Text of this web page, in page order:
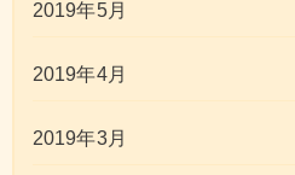
2019年5月
2019年4月
2019年3月